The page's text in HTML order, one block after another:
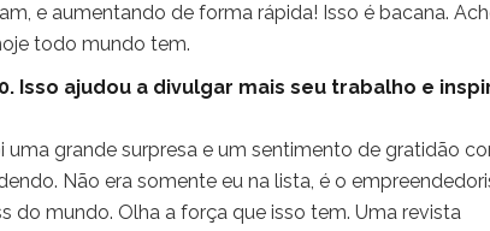
e aumentando de forma rápida! Isso é bacana.
todo mundo tem.
Isso ajudou a divulgar mais seu trabalho e
grande surpresa e um sentimento de gratidão
Não era somente eu na lista, é o
do mundo. Olha a força que isso tem. Uma revista